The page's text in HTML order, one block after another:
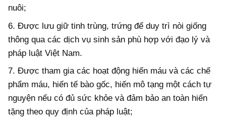
nuôi;
6. Được lưu giữ tinh trùng, trứng để duy trì nòi giống
thông qua các dịch vụ sinh sản phù hợp với đạo lý và
pháp luật Việt Nam.
7. Được tham gia các hoạt động hiến máu và các chế
phẩm máu, hiến tế bào gốc, hiến mô tạng một cách tự
nguyện nếu có đủ sức khỏe và đảm bảo an toàn hiến
tặng theo quy định của pháp luật;